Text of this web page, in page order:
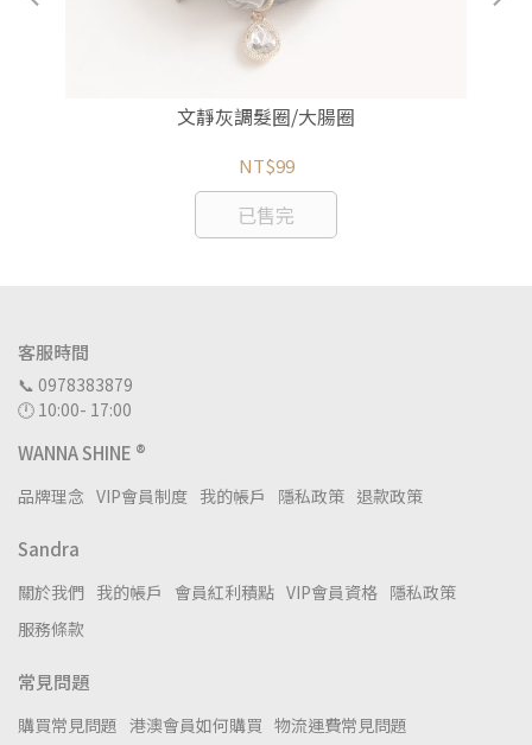
文靜灰調髮圈/大腸圈
NT$99
已售完
客服時間
📞 0978383879
🕛 10:00- 17:00
WANNA SHINE ®
品牌理念 VIP會員制度 我的帳戶 隱私政策 退款政策
Sandra
關於我們 我的帳戶 會員紅利積點 VIP會員資格 隱私政策
服務條款
常見問題
購買常見問題 港澳會員如何購買 物流運費常見問題